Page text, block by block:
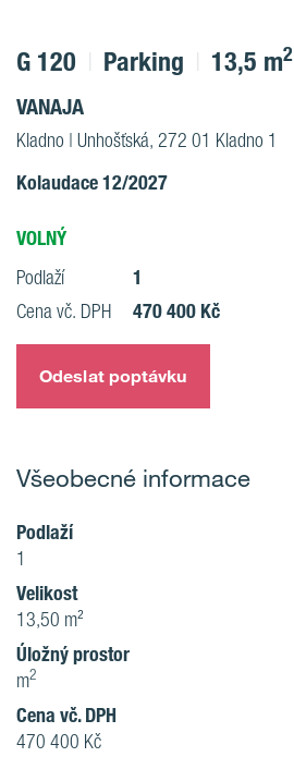
G 120 Parking 13,5 m2
VANAJA
Kladno | Unhošťská, 272 01 Kladno 1
Kolaudace 12/2027
VOLNÝ
Podlaží 1
Cena vč. DPH 470 400 Kč
Odeslat poptávku
Všeobecné informace
Podlaží
1
Velikost
13,50 m²
Úložný prostor
m2
Cena vč. DPH
470 400 Kč